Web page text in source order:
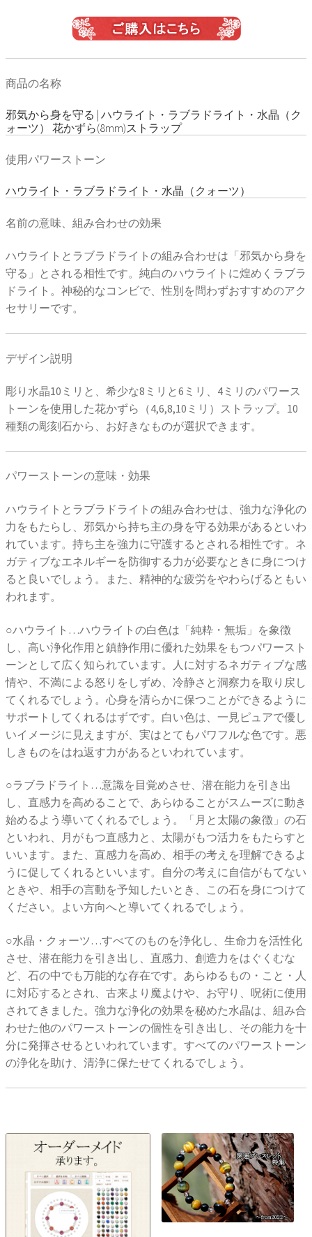
商品の名称
邪気から身を守る | ハウライト・ラブラドライト・水晶（ク
ォーツ） 花かずら(8mm)ストラップ
使用パワーストーン
ハウライト・ラブラドライト・水晶（クォーツ）
名前の意味、組み合わせの効果
ハウライトとラブラドライトの組み合わせは「邪気から身を
守る」とされる相性です。純白のハウライトに煌めくラブラ
ドライト。神秘的なコンビで、性別を問わずおすすめのアク
セサリーです。
デザイン説明
彫り水晶10ミリと、希少な8ミリと6ミリ、4ミリのパワース
トーンを使用した花かずら（4,6,8,10ミリ）ストラップ。10
種類の彫刻石から、お好きなものが選択できます。
パワーストーンの意味・効果
ハウライトとラブラドライトの組み合わせは、強力な浄化の
力をもたらし、邪気から持ち主の身を守る効果があるといわ
れています。持ち主を強力に守護するとされる相性です。ネ
ガティブなエネルギーを防御する力が必要なときに身につけ
ると良いでしょう。また、精神的な疲労をやわらげるともい
われます。
○ハウライト…ハウライトの白色は「純粋・無垢」を象徴
し、高い浄化作用と鎮静作用に優れた効果をもつパワースト
ーンとして広く知られています。人に対するネガティブな感
情や、不満による怒りをしずめ、冷静さと洞察力を取り戻し
てくれるでしょう。心身を清らかに保つことができるように
サポートしてくれるはずです。白い色は、一見ピュアで優し
いイメージに見えますが、実はとてもパワフルな色です。悪
しきものをはね返す力があるといわれています。
○ラブラドライト…意識を目覚めさせ、潜在能力を引き出
し、直感力を高めることで、あらゆることがスムーズに動き
始めるよう導いてくれるでしょう。「月と太陽の象徴」の石
といわれ、月がもつ直感力と、太陽がもつ活力をもたらすと
いいます。また、直感力を高め、相手の考えを理解できるよ
うに促してくれるといいます。自分の考えに自信がもてない
ときや、相手の言動を予知したいとき、この石を身につけて
ください。よい方向へと導いてくれるでしょう。
○水晶・クォーツ…すべてのものを浄化し、生命力を活性化
させ、潜在能力を引き出し、直感力、創造力をはぐくむな
ど、石の中でも万能的な存在です。あらゆるもの・こと・人
に対応するとされ、古来より魔よけや、お守り、呪術に使用
されてきました。強力な浄化の効果を秘めた水晶は、組み合
わせた他のパワーストーンの個性を引き出し、その能力を十
分に発揮させるといわれています。すべてのパワーストーン
の浄化を助け、清浄に保たせてくれるでしょう。